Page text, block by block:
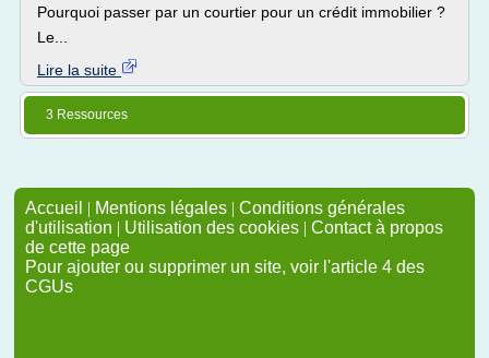
Pourquoi passer par un courtier pour un crédit immobilier ?
Le...
Lire la suite
3 Ressources
Accueil | Mentions légales | Conditions générales
d'utilisation | Utilisation des cookies | Contact à propos
de cette page
Pour ajouter ou supprimer un site, voir l'article 4 des
CGUs